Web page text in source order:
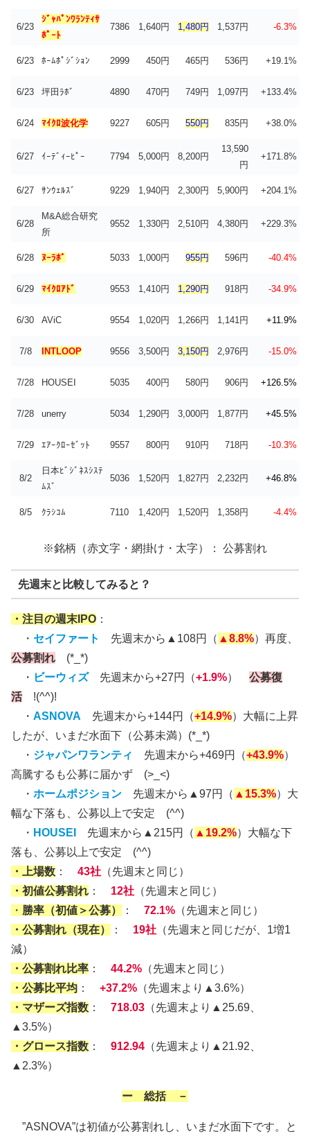
6/23
ｼﾞｬﾊﾟﾝﾜﾗﾝﾃｨｻ
ﾎﾟｰﾄ
7386 1,640円 1,480円 1,537円 -6.3%
6/23 ﾎｰﾑﾎﾟｼﾞｼｮﾝ 2999 450円 465円 536円 +19.1%
6/23 坪田ﾗﾎﾞ 4890 470円 749円 1,097円 +133.4%
6/24 ﾏｲｸﾛ波化学 9227 605円 550円 835円 +38.0%
6/27 ｲｰﾃﾞｨｰﾋﾟｰ 7794 5,000円 8,200円
13,590
円
+171.8%
6/27 ｻﾝｳｪﾙｽﾞ 9229 1,940円 2,300円 5,900円 +204.1%
6/28
M&A総合研究
所
9552 1,330円 2,510円 4,380円 +229.3%
6/28 ﾇｰﾗﾎﾞ 5033 1,000円 955円 596円 -40.4%
6/29 ﾏｲｸﾛｱﾄﾞ 9553 1,410円 1,290円 918円 -34.9%
6/30 AViC 9554 1,020円 1,266円 1,141円 +11.9%
7/8 INTLOOP 9556 3,500円 3,150円 2,976円 -15.0%
7/28 HOUSEI 5035 400円 580円 906円 +126.5%
7/28 unerry 5034 1,290円 3,000円 1,877円 +45.5%
7/29 ｴｱｰｸﾛｰｾﾞｯﾄ 9557 800円 910円 718円 -10.3%
8/2
日本ﾋﾞｼﾞﾈｽｼｽﾃ
ﾑｽﾞ
5036 1,520円 1,827円 2,232円 +46.8%
8/5 ｸﾗｼｺﾑ 7110 1,420円 1,520円 1,358円 -4.4%
※銘柄（赤文字・網掛け・太字）： 公募割れ
先週末と比較してみると？
・注目の週末IPO ：
・ セイファート 先週末から▲108円（ ▲8.8%）再度、
公募割れ (*_*)
・ ビーウィズ先週末から+27円（+1.9%） 公募復
活!(^^)!
・ ASNOVA 先週末から+144円（+14.9%）大幅に上昇
したが、いまだ水面下（公募未満）(*_*)
・ ジャパンワランティ 先週末から+469円（+43.9%）
高騰するも公募に届かず (>_<)
・ ホームポジション 先週末から▲97円（ ▲15.3%）大
幅な下落も、公募以上で安定 (^^)
・ HOUSEI 先週末から▲215円（ ▲19.2%）大幅な下
落も、公募以上で安定 (^^)
・上場数 ： 43社 （先週末と同じ）
・初値公募割れ ： 12社 （先週末と同じ）
・ 勝率（初値＞公募） ： 72.1% （先週末と同じ）
・公募割れ（現在）
： 19社 （先週末と同じだが、1増1
減）
・公募割れ比率 ： 44.2% （先週末と同じ）
・公募比平均 ： +37.2% （先週末より▲3.6%）
・マザーズ指数 ： 718.03 （先週末より▲25.69、
▲3.5%）
・グロース指数 ： 912.94 （先週末より▲21.92、
▲2.3%）
ー 総括 －
”ASNOVA”は初値が公募割れし、いまだ水面下です。と